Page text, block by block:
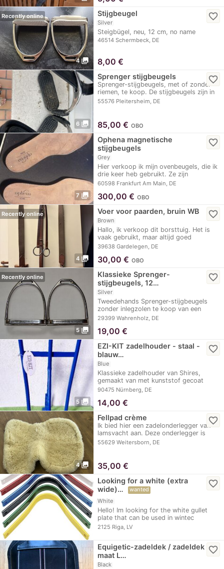
4 photo_library
Recently online Stijgbeugel
Silver
Steigbügel, neu, 12 cm, no name
46514 Schermbeck, DE
favorite_border
8,00 €
6 photo_library
Sprenger stijgbeugels
Sprenger-stijgbeugels, met of zonder
riemen, te koop. De stijgbeugels zijn in
goede…
55576 Pleitersheim, DE
favorite_border
85,00 € OBO
7 photo_library
Ophena magnetische
stijgbeugels
Grey
Hier verkoop ik mijn ovenbeugels, die ik
drie keer heb gebruikt. Ze zijn
magnetisch en…
60598 Frankfurt Am Main, DE
favorite_border
300,00 € OBO
4 photo_library
Recently online Voer voor paarden, bruin WB
Brown
Hallo, ik verkoop dit borsttuig. Het is
vaak gebruikt, maar altijd goed
onderhouden en…
39638 Gardelegen, DE
favorite_border
30,00 € OBO
5 photo_library
Recently online
Klassieke Sprenger-
stijgbeugels, 12…
Silver
Tweedehands Sprenger-stijgbeugels
zonder inlegzolen te koop van een
vriendin. 12 cm…
29399 Wahrenholz, DE
favorite_border
19,00 €
5 photo_library
EZI-KIT zadelhouder - staal -
blauw…
Blue
Klassieke zadelhouder van Shires,
gemaakt van met kunststof gecoat
staal. In…
90475 Nürnberg, DE
favorite_border
14,00 €
4 photo_library
Fellpad crème
Ik bied hier een zadelonderlegger van
lamsvacht aan. Deze onderlegger is
ideaal om het…
55629 Weitersborn, DE
favorite_border
35,00 €
Looking for a white (extra
wide)…
wanted
White
Hello! Im looking for the white gullet
plate that can be used in wintec
saddles. Not…
2125 Riga, LV
favorite_border
Equigetic-zadeldek / zadeldek
maat L…
Black
favorite_border